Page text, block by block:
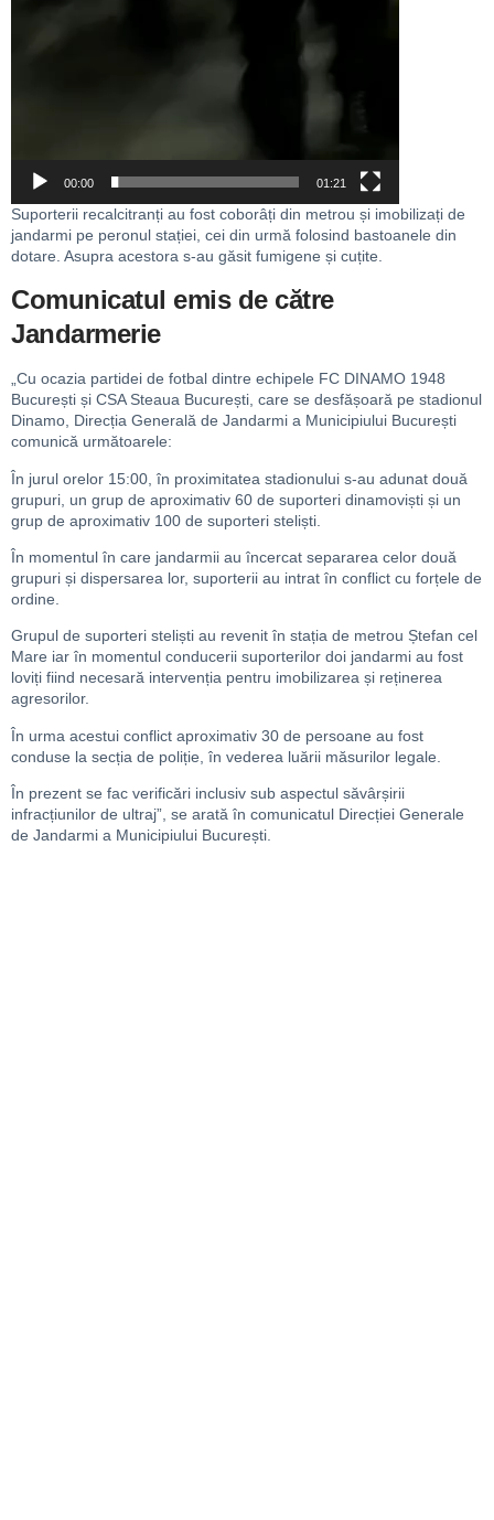
00:00 01:21
Suporterii recalcitranți au fost coborâți din metrou și imobilizați de
jandarmi pe peronul stației, cei din urmă folosind bastoanele din
dotare. Asupra acestora s-au găsit fumigene și cuțite.
Comunicatul emis de către
Jandarmerie
„Cu ocazia partidei de fotbal dintre echipele FC DINAMO 1948
București și CSA Steaua București, care se desfășoară pe stadionul
Dinamo, Direcția Generală de Jandarmi a Municipiului București
comunică următoarele:
În jurul orelor 15:00, în proximitatea stadionului s-au adunat două
grupuri, un grup de aproximativ 60 de suporteri dinamoviști și un
grup de aproximativ 100 de suporteri steliști.
În momentul în care jandarmii au încercat separarea celor două
grupuri și dispersarea lor, suporterii au intrat în conflict cu forțele de
ordine.
Grupul de suporteri steliști au revenit în stația de metrou Ștefan cel
Mare iar în momentul conducerii suporterilor doi jandarmi au fost
loviți fiind necesară intervenția pentru imobilizarea și reținerea
agresorilor.
În urma acestui conflict aproximativ 30 de persoane au fost
conduse la secția de poliție, în vederea luării măsurilor legale.
În prezent se fac verificări inclusiv sub aspectul săvârșirii
infracțiunilor de ultraj”, se arată în comunicatul Direcției Generale
de Jandarmi a Municipiului București.